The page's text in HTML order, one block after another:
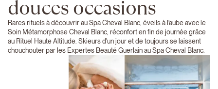
douces occasions
Rares rituels à découvrir au Spa Cheval Blanc, éveils à l'aube avec le
Soin Métamorphose Cheval Blanc, réconfort en fin de journée grâce
au Rituel Haute Altitude. Skieurs d'un jour et de toujours se laissent
chouchouter par les Expertes Beauté Guerlain au Spa Cheval Blanc.